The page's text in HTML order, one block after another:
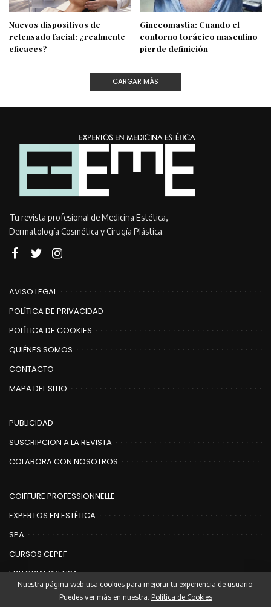
Nuevos dispositivos de
retensado facial: ¿realmente
eficaces?
Ginecomastia: Cuando el
contorno torácico masculino
pierde definición
CARGAR MÁS
Tu revista profesional de Medicina Estética,
Dermatología Cosmética y Cirugía Plástica.
AVISO LEGAL
POLÍTICA DE PRIVACIDAD
POLÍTICA DE COOKIES
QUIÉNES SOMOS
CONTACTO
MAPA DEL SITIO
PUBLICIDAD
SUSCRIPCION A LA REVISTA
COLABORA CON NOSOTROS
COIFFURE PROFESSIONNELLE
EXPERTOS EN ESTÉTICA
SPA
CURSOS CEPEF
EDITORIAL PRENSA
Nuestra página web usa cookies para mejorar tu experiencia de usuario.
Puedes ver más en nuestra: Política de Cookies